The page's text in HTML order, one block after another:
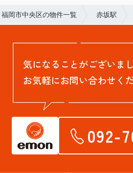
福岡市中央区の物件一覧 赤坂駅
気になることがございま
お気軽にお問い合わせく
092-